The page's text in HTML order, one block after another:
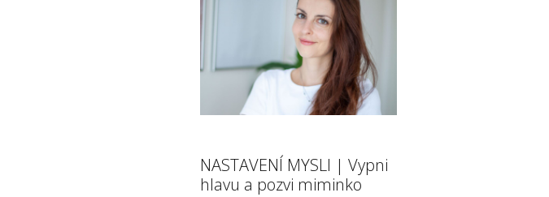
NASTAVENÍ MYSLI | Vypni
hlavu a pozvi miminko